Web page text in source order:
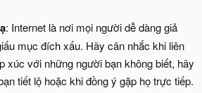
: Internet là nơi mọi người dễ dàng giả
mục đích xấu. Hãy cân nhắc khi liên
xúc với những người bạn không biết, hãy
tiết lộ hoặc khi đồng ý gặp họ trực tiếp.